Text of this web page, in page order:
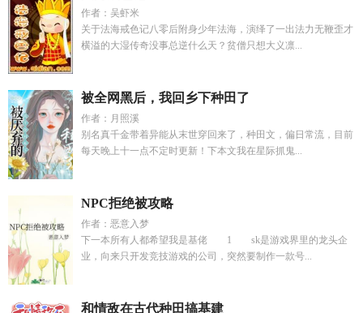
作者：吴虾米
关于法海戒色记八零后附身少年法海，演绎了一出法力无鞭歪才
横溢的大湿传奇没事总逆什么天？贫僧只想大义凛...
被全网黑后，我回乡下种田了
作者：月照溪
别名真千金带着异能从末世穿回来了，种田文，偏日常流，目前
每天晚上十一点不定时更新！下本文我在星际抓鬼...
NPC拒绝被攻略
作者：恶意入梦
下一本所有人都希望我是基佬 1 sk是游戏界里的龙头企
业，向来只开发竞技游戏的公司，突然要制作一款号...
和情敌在古代种田搞基建